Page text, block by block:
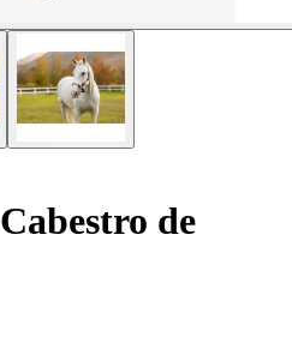
Cabestro de